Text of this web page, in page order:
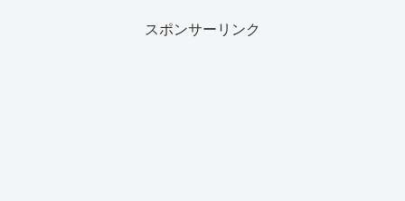
スポンサーリンク